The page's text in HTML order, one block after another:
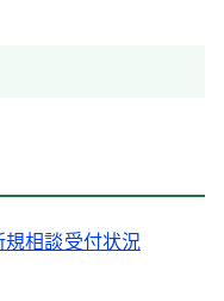
相談受付状況